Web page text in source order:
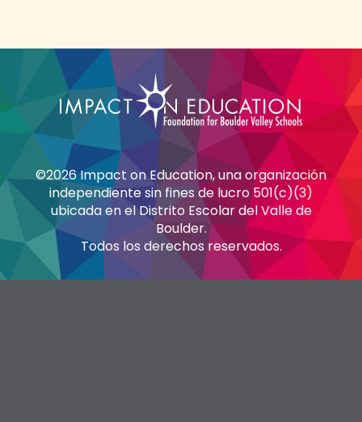
©2026 Impact on Education, una organización
independiente sin fines de lucro 501(c)(3)
ubicada en el Distrito Escolar del Valle de
Boulder.
Todos los derechos reservados.